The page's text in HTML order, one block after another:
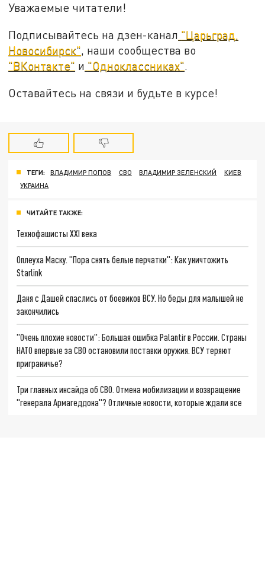
Уважаемые читатели!
Подписывайтесь на дзен-канал "Царьград.
Новосибирск", наши сообщества во
"ВКонтакте" и "Одноклассниках".
Оставайтесь на связи и будьте в курсе!
ТЕГИ: ВЛАДИМИР ПОПОВ СВО ВЛАДИМИР ЗЕЛЕНСКИЙ
КИЕВ
УКРАИНА
ЧИТАЙТЕ ТАКЖЕ:
Технофашисты XXI века
Оплеуха Маску. "Пора снять белые перчатки": Как уничтожить
Starlink
Даня с Дашей спаслись от боевиков ВСУ. Но беды для малышей не
закончились
"Очень плохие новости": Большая ошибка Palantir в России. Страны
НАТО впервые за СВО остановили поставки оружия. ВСУ теряют
приграничье?
Три главных инсайда об СВО. Отмена мобилизации и возвращение
"генерала Армагеддона"? Отличные новости, которые ждали все